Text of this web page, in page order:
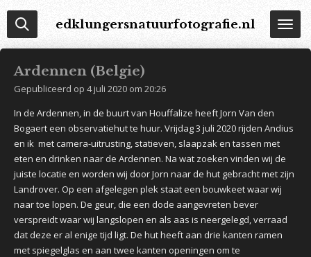
Ga
direct
hoofdinhoud
edklungersnatuurfotografie.nl
Ardennen (Belgie)
Gepubliceerd op 4 juli 2020 om 20:26
In de Ardennen, in de buurt van Houffalize heeft Jorn Van den
Bogaert een observatiehut te huur. Vrijdag 3 juli 2020 rijden Andius
en ik met camera-uitrusting, statieven, slaapzak en tassen met
eten en drinken naar de Ardennen. Na wat zoeken vinden wij de
juiste locatie en worden wij door Jorn naar de hut gebracht met zijn
Landrover. Op een afgelegen plek staat een bouwkeet waar wij
naar toe lopen. De geur, die een dode aangevreten bever
verspreidt waar wij langslopen en als aas is neergelegd, verraad
dat deze er al enige tijd ligt. De hut heeft aan drie kanten ramen
met spiegelglas en aan twee kanten openingen om te